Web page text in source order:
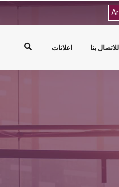
Ar
للاتصال بنا اعلانات